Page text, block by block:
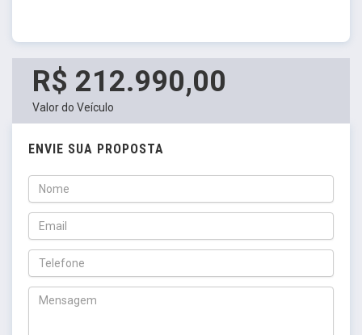
R$ 212.990,00
Valor do Veículo
ENVIE SUA PROPOSTA